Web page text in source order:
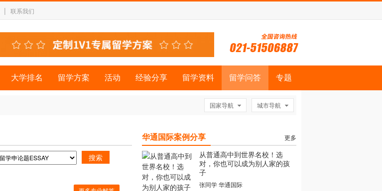
| 联系我们
大学排名 留学方案 活动 经验分享 留学资料 留学问答 专题
国家导航 城市导航
华通国际案例分享 更多
从普通高中到世界名校！选
对，你也可以成为别人家的孩
子
张同学 华通国际